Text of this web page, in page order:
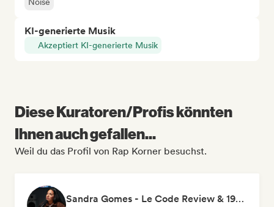
KI-generierte Musik
Akzeptiert KI-generierte Musik
Diese Kuratoren/Profis könnten
Ihnen auch gefallen...
Weil du das Profil von Rap Korner besuchst.
Sandra Gomes - Le Code Review & 1993initiales